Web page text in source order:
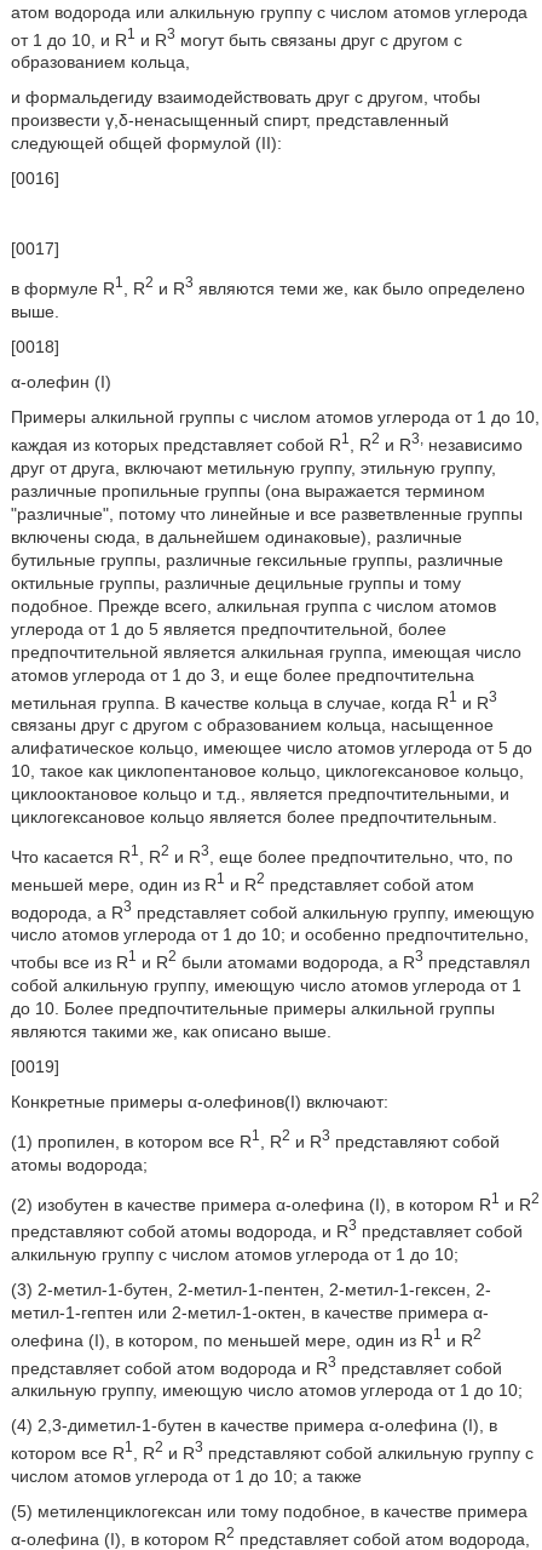
атом водорода или алкильную группу с числом атомов углерода
от 1 до 10, и R1 и R3 могут быть связаны друг с другом с
образованием кольца,
и формальдегиду взаимодействовать друг с другом, чтобы
произвести γ,δ-ненасыщенный спирт, представленный
следующей общей формулой (II):
[0016]
[0017]
в формуле R1 , R2 и R3 являются теми же, как было определено
выше.
[0018]
α-олефин (I)
Примеры алкильной группы с числом атомов углерода от 1 до 10,
каждая из которых представляет собой R1 , R2 и R3, независимо
друг от друга, включают метильную группу, этильную группу,
различные пропильные группы (она выражается термином
"различные", потому что линейные и все разветвленные группы
включены сюда, в дальнейшем одинаковые), различные
бутильные группы, различные гексильные группы, различные
октильные группы, различные децильные группы и тому
подобное. Прежде всего, алкильная группа с числом атомов
углерода от 1 до 5 является предпочтительной, более
предпочтительной является алкильная группа, имеющая число
атомов углерода от 1 до 3, и еще более предпочтительна
метильная группа. В качестве кольца в случае, когда R1 и R3
связаны друг с другом с образованием кольца, насыщенное
алифатическое кольцо, имеющее число атомов углерода от 5 до
10, такое как циклопентановое кольцо, циклогексановое кольцо,
циклооктановое кольцо и т.д., является предпочтительными, и
циклогексановое кольцо является более предпочтительным.
Что касается R1 , R2 и R3
, еще более предпочтительно, что, по
меньшей мере, один из R1 и R2 представляет собой атом
водорода, а R3 представляет собой алкильную группу, имеющую
число атомов углерода от 1 до 10; и особенно предпочтительно,
чтобы все из R1 и R2 были атомами водорода, а R3 представлял
собой алкильную группу, имеющую число атомов углерода от 1
до 10. Более предпочтительные примеры алкильной группы
являются такими же, как описано выше.
[0019]
Конкретные примеры α-олефинов(I) включают:
(1) пропилен, в котором все R1 , R2 и R3 представляют собой
атомы водорода;
(2) изобутен в качестве примера α-олефина (I), в котором R1 и R2
представляют собой атомы водорода, и R3 представляет собой
алкильную группу с числом атомов углерода от 1 до 10;
(3) 2-метил-1-бутен, 2-метил-1-пентен, 2-метил-1-гексен, 2-
метил-1-гептен или 2-метил-1-октен, в качестве примера α-
олефина (I), в котором, по меньшей мере, один из R1 и R2
представляет собой атом водорода и R3 представляет собой
алкильную группу, имеющую число атомов углерода от 1 до 10;
(4) 2,3-диметил-1-бутен в качестве примера α-олефина (I), в
котором все R1 , R2 и R3 представляют собой алкильную группу с
числом атомов углерода от 1 до 10; а также
(5) метиленциклогексан или тому подобное, в качестве примера
α-олефина (I), в котором R2 представляет собой атом водорода,